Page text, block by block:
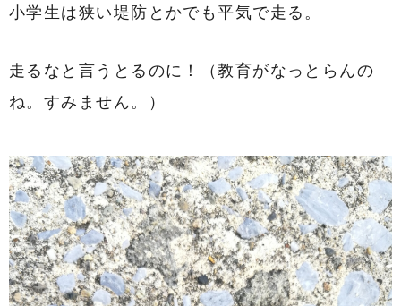
小学生は狭い堤防とかでも平気で走る。
走るなと言うとるのに！（教育がなっとらんの
ね。すみません。）